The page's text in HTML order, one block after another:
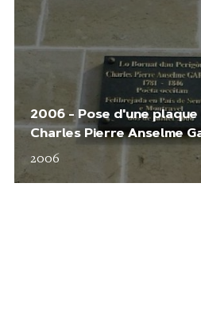
2006 - Pose d'une
Charles Pierre Anselme
2006